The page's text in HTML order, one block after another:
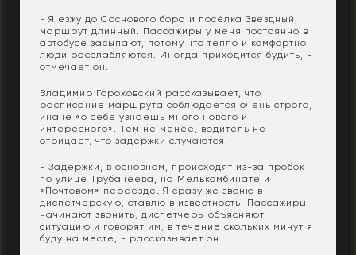
- Я езжу до Соснового бора и посёлка Звездный,
маршрут длинный. Пассажиры у меня постоянно в
автобусе засыпают, потому что тепло и комфортно,
люди расслабляются. Иногда приходится будить, -
отмечает он.
Владимир Гороховский рассказывает, что
расписание маршрута соблюдается очень строго,
иначе «о себе узнаешь много нового и
интересного». Тем не менее, водитель не
отрицает, что задержки случаются.
- Задержки, в основном, происходят из-за пробок
по улице Трубачеева, на Мелькомбинате и
«Почтовом» переезде. Я сразу же звоню в
диспетчерскую, ставлю в известность. Пассажиры
начинают звонить, диспетчеры объясняют
ситуацию и говорят им, в течение скольких минут я
буду на месте, - рассказывает он.